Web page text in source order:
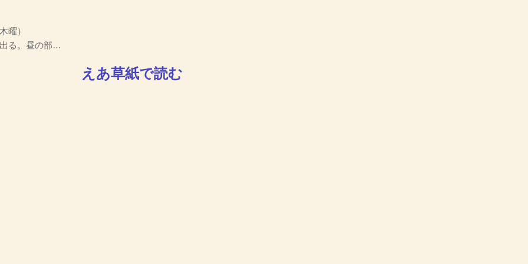
曜）
る。昼の部…
えあ草紙で読む